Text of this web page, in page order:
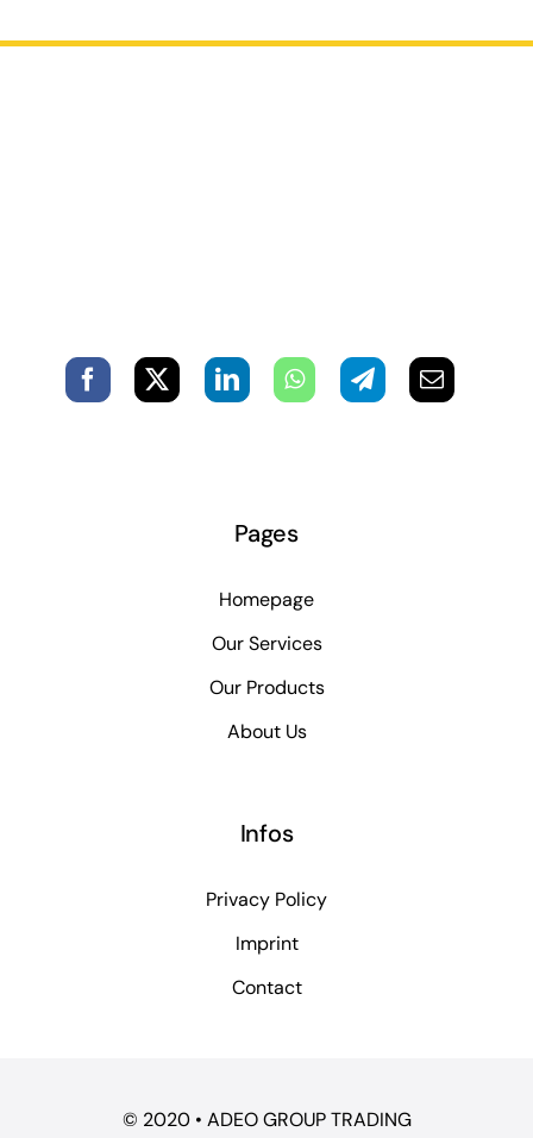
Pages
Homepage
Our Services
Our Products
About Us
Infos
Privacy Policy
Imprint
Contact
© 2020 • ADEO GROUP TRADING